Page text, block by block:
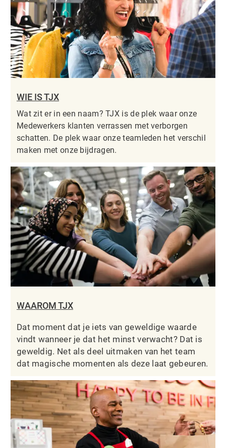
WIE IS TJX
Wat zit er in een naam? TJX is de plek waar onze
Medewerkers klanten verrassen met verborgen
schatten. De plek waar onze teamleden het verschil
maken met onze bijdragen.
WAAROM TJX
Dat moment dat je iets van geweldige waarde
vindt wanneer je dat het minst verwacht? Dat is
geweldig. Net als deel uitmaken van het team
dat magische momenten als deze laat gebeuren.